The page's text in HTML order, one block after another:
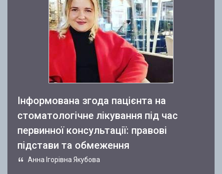
Інформована згода пацієнта на
стоматологічне лікування під час
первинної консультації: правові
підстави та обмеження
Анна Ігорівна Якубова